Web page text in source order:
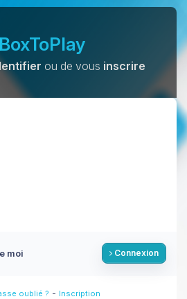
BoxToPlay
ou de vous inscrire
moi Connexion
oublié ? - Inscription